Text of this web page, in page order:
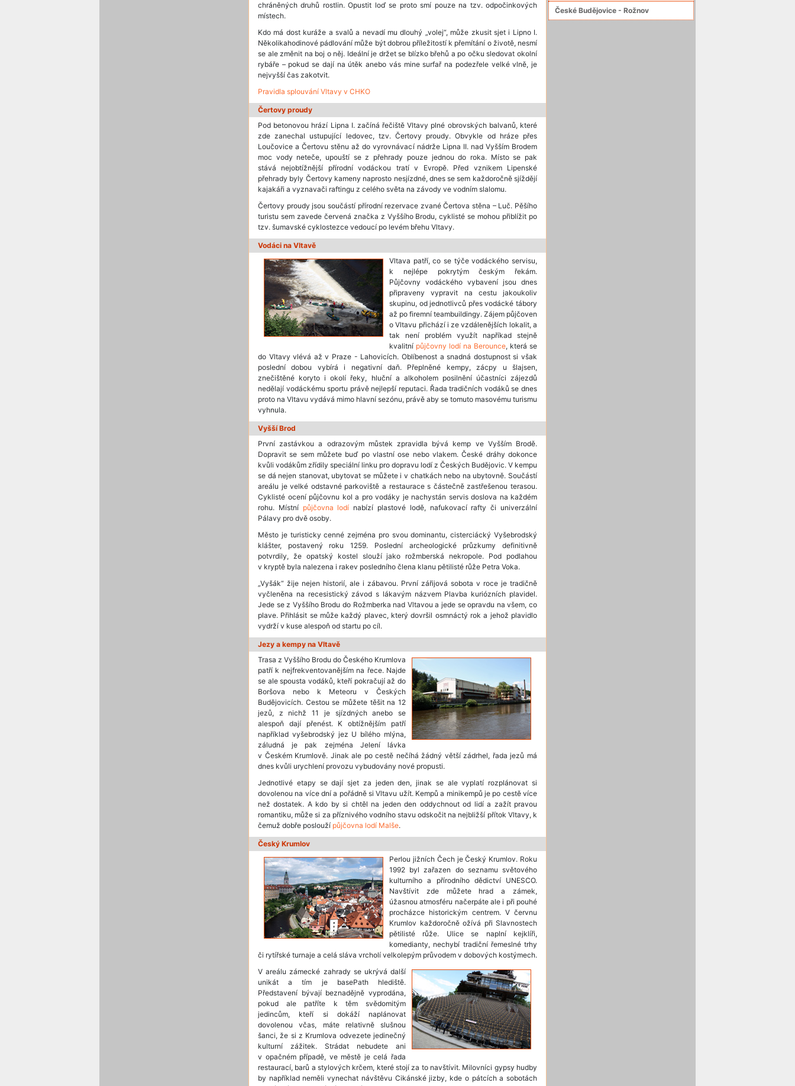
chráněných druhů rostlin. Opustit loď se proto smí pouze na tzv. odpočinkových
místech.
Kdo má dost kuráže a svalů a nevadí mu dlouhý „volej“, může zkusit sjet i Lipno I.
Několikahodinové pádlování může být dobrou příležitostí k přemítání o životě, nesmí
se ale změnit na boj o něj. Ideální je držet se blízko břehů a po očku sledovat okolní
rybáře – pokud se dají na útěk anebo vás mine surfař na podezřele velké vlně, je
nejvyšší čas zakotvit.
Pravidla splouvání Vltavy v CHKO
Čertovy proudy
Pod betonovou hrází Lipna I. začíná řečiště Vltavy plné obrovských balvanů, které
zde zanechal ustupující ledovec, tzv. Čertovy proudy. Obvykle od hráze přes
Loučovice a Čertovu stěnu až do vyrovnávací nádrže Lipna II. nad Vyšším Brodem
moc vody neteče, upouští se z přehrady pouze jednou do roka. Místo se pak
stává nejobtížnější přírodní vodáckou tratí v Evropě. Před vznikem Lipenské
přehrady byly Čertovy kameny naprosto nesjízdné, dnes se sem každoročně sjíždějí
kajakáři a vyznavači raftingu z celého světa na závody ve vodním slalomu.
Čertovy proudy jsou součástí přírodní rezervace zvané Čertova stěna – Luč. Pěšího
turistu sem zavede červená značka z Vyššího Brodu, cyklisté se mohou přiblížit po
tzv. šumavské cyklostezce vedoucí po levém břehu Vltavy.
Vodáci na Vltavě
Vltava patří, co se týče vodáckého servisu,
k nejlépe pokrytým českým řekám.
Půjčovny vodáckého vybavení jsou dnes
připraveny vypravit na cestu jakoukoliv
skupinu, od jednotlivců přes vodácké tábory
až po firemní teambuildingy. Zájem půjčoven
o Vltavu přichází i ze vzdálenějších lokalit, a
tak není problém využít napříkad stejně
kvalitní půjčovny lodí na Berounce, která se
do Vltavy vlévá až v Praze - Lahovicích. Oblíbenost a snadná dostupnost si však
poslední dobou vybírá i negativní daň. Přeplněné kempy, zácpy u šlajsen,
znečištěné koryto i okolí řeky, hluční a alkoholem posilnění účastníci zájezdů
nedělají vodáckému sportu právě nejlepší reputaci. Řada tradičních vodáků se dnes
proto na Vltavu vydává mimo hlavní sezónu, právě aby se tomuto masovému turismu
vyhnula.
Vyšší Brod
První zastávkou a odrazovým můstek zpravidla bývá kemp ve Vyšším Brodě.
Dopravit se sem můžete buď po vlastní ose nebo vlakem. České dráhy dokonce
kvůli vodákům zřídily speciální linku pro dopravu lodí z Českých Budějovic. V kempu
se dá nejen stanovat, ubytovat se můžete i v chatkách nebo na ubytovně. Součástí
areálu je velké odstavné parkoviště a restaurace s částečně zastřešenou terasou.
Cyklisté ocení půjčovnu kol a pro vodáky je nachystán servis doslova na každém
rohu. Místní půjčovna lodí nabízí plastové lodě, nafukovací rafty či univerzální
Pálavy pro dvě osoby.
Město je turisticky cenné zejména pro svou dominantu, cisterciácký Vyšebrodský
klášter, postavený roku 1259. Poslední archeologické průzkumy definitivně
potvrdily, že opatský kostel slouží jako rožmberská nekropole. Pod podlahou
v kryptě byla nalezena i rakev posledního člena klanu pětilisté růže Petra Voka.
„Vyšák“ žije nejen historií, ale i zábavou. První zářijová sobota v roce je tradičně
vyčleněna na recesistický závod s lákavým názvem Plavba kuriózních plavidel.
Jede se z Vyššího Brodu do Rožmberka nad Vltavou a jede se opravdu na všem, co
plave. Přihlásit se může každý plavec, který dovršil osmnáctý rok a jehož plavidlo
vydrží v kuse alespoň od startu po cíl.
Jezy a kempy na Vltavě
Trasa z Vyššího Brodu do Českého Krumlova
patří k nejfrekventovanějším na řece. Najde
se ale spousta vodáků, kteří pokračují až do
Boršova nebo k Meteoru v Českých
Budějovicích. Cestou se můžete těšit na 12
jezů, z nichž 11 je sjízdných anebo se
alespoň dají přenést. K obtížnějším patří
například vyšebrodský jez U bílého mlýna,
záludná je pak zejména Jelení lávka
v Českém Krumlově. Jinak ale po cestě nečíhá žádný větší zádrhel, řada jezů má
dnes kvůli urychlení provozu vybudovány nové propusti.
Jednotlivé etapy se dají sjet za jeden den, jinak se ale vyplatí rozplánovat si
dovolenou na více dní a pořádně si Vltavu užít. Kempů a minikempů je po cestě více
než dostatek. A kdo by si chtěl na jeden den oddychnout od lidí a zažít pravou
romantiku, může si za příznivého vodního stavu odskočit na nejbližší přítok Vltavy, k
čemuž dobře poslouží půjčovna lodí Malše.
Český Krumlov
Perlou jižních Čech je Český Krumlov. Roku
1992 byl zařazen do seznamu světového
kulturního a přírodního dědictví UNESCO.
Navštívit zde můžete hrad a zámek,
úžasnou atmosféru načerpáte ale i při pouhé
procházce historickým centrem. V červnu
Krumlov každoročně ožívá při Slavnostech
pětilisté růže. Ulice se naplní kejklíři,
komedianty, nechybí tradiční řemeslné trhy
či rytířské turnaje a celá sláva vrcholí velkolepým průvodem v dobových kostýmech.
V areálu zámecké zahrady se ukrývá další
unikát a tím je basePath hlediště.
Představení bývají beznadějně vyprodána,
pokud ale patříte k těm svědomitým
jedincům, kteří si dokáží naplánovat
dovolenou včas, máte relativně slušnou
šanci, že si z Krumlova odvezete jedinečný
kulturní zážitek. Strádat nebudete ani
v opačném případě, ve městě je celá řada
restaurací, barů a stylových krčem, které stojí za to navštívit. Milovníci gypsy hudby
by například neměli vynechat návštěvu Cikánské jizby, kde o pátcích a sobotách
České Budějovice - Rožnov